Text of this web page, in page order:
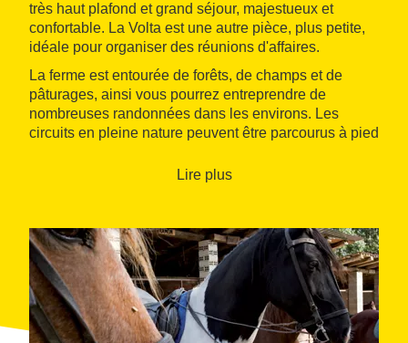
très haut plafond et grand séjour, majestueux et
confortable. La Volta est une autre pièce, plus petite,
idéale pour organiser des réunions d'affaires.
La ferme est entourée de forêts, de champs et de
pâturages, ainsi vous pourrez entreprendre de
nombreuses randonnées dans les environs. Les
circuits en pleine nature peuvent être parcourus à pied
également des promenades à cheval.
Lire plus